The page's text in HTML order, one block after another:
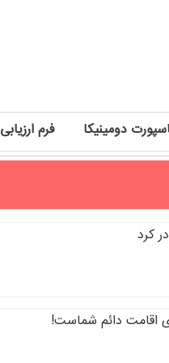
دومینیکا فرم ارزیابی
کرد
اقامت دائم شماست!